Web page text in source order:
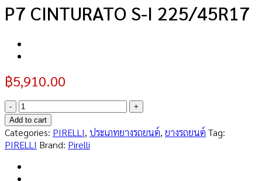
P7 CINTURATO S-I 225/45R17
฿5,910.00
P7
CINTURATO
S-
I
quantity
Add to cart
Categories: PIRELLI, ประเภทยางรถยนต์, ยางรถยนต์ Tag:
PIRELLI Brand: Pirelli